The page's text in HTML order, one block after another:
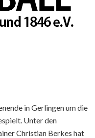
in Gerlingen um die
Unter den
Christian Berkes hat